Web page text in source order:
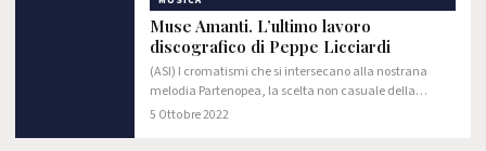
Muse Amanti. L’ultimo lavoro
discografico di Peppe Licciardi
(ASI) I cromatismi che si intersecano alla nostrana
melodia Partenopea, la scelta non casuale della
strumentazione che accompagna il canto fra le viscere
5 Ottobre 2022